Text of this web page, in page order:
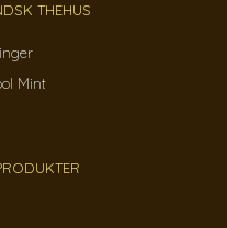
THEHUS
Mint